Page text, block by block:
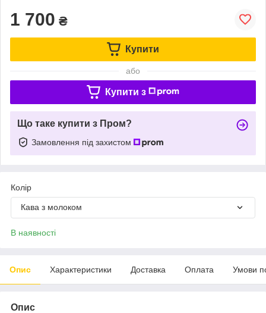
1 700 ₴
Купити
або
Купити з
Що таке купити з Пром?
Замовлення під захистом
Колір
Кава з молоком
В наявності
Опис Характеристики Доставка Оплата Умови
Опис